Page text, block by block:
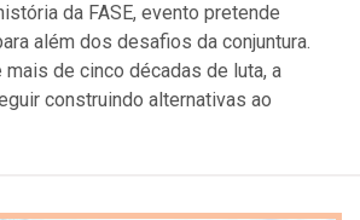
da FASE, evento pretende
além dos desafios da conjuntura.
mais de cinco décadas de luta, a
construindo alternativas ao